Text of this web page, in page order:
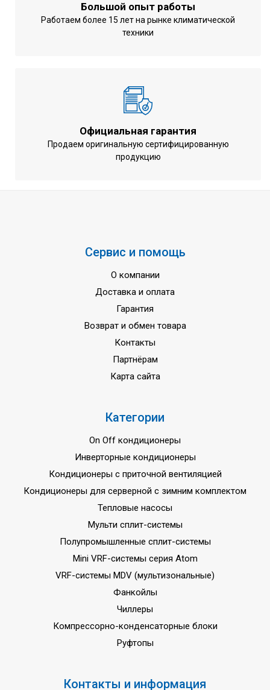
Большой опыт работы
Работаем более 15 лет на рынке климатической
техники
Официальная гарантия
Продаем оригинальную сертифицированную
продукцию
Сервис и помощь
О компании
Доставка и оплата
Гарантия
Возврат и обмен товара
Контакты
Партнёрам
Карта сайта
Категории
On Off кондиционеры
Инверторные кондиционеры
Кондиционеры с приточной вентиляцией
Кондиционеры для серверной с зимним комплектом
Тепловые насосы
Мульти сплит-системы
Полупромышленные сплит-системы
Mini VRF-системы серия Atom
VRF-системы MDV (мультизональные)
Фанкойлы
Чиллеры
Компрессорно-конденсаторные блоки
Руфтопы
Контакты и информация